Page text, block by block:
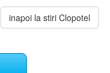
inapoi la stiri Clopotel